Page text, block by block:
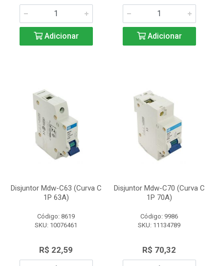
Adicionar Adicionar
Disjuntor Mdw-C63 (Curva C
1P 63A)
Código: 8619
SKU: 10076461
R$ 22,59
Disjuntor Mdw-C70 (Curva C
1P 70A)
Código: 9986
SKU: 11134789
R$ 70,32